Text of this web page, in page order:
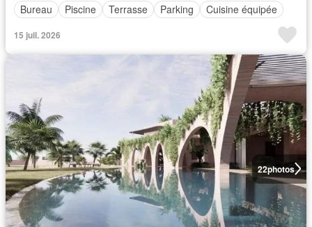
Bureau
Piscine Terrasse Parking Cuisine équipée
15 juil. 2026
22photos